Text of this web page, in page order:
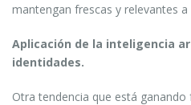
mantengan frescas y relevantes
Aplicación de la inteligencia
identidades.
Otra tendencia que está